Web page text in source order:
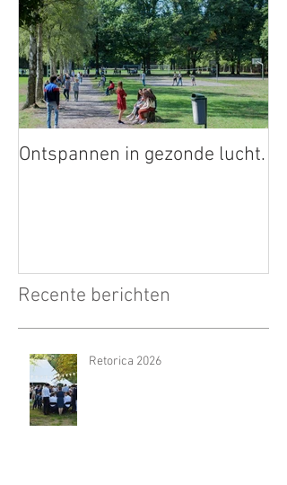
Ontspannen in gezonde lucht.
Recente berichten
Retorica 2026